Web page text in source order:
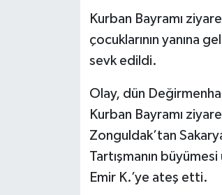
Kurban Bayramı
çocuklarının yanına
sevk edildi.
Olay, dün
Kurban Bayramı
Zonguldak’tan
Tartışmanın
Emir K.’ye ateş etti.